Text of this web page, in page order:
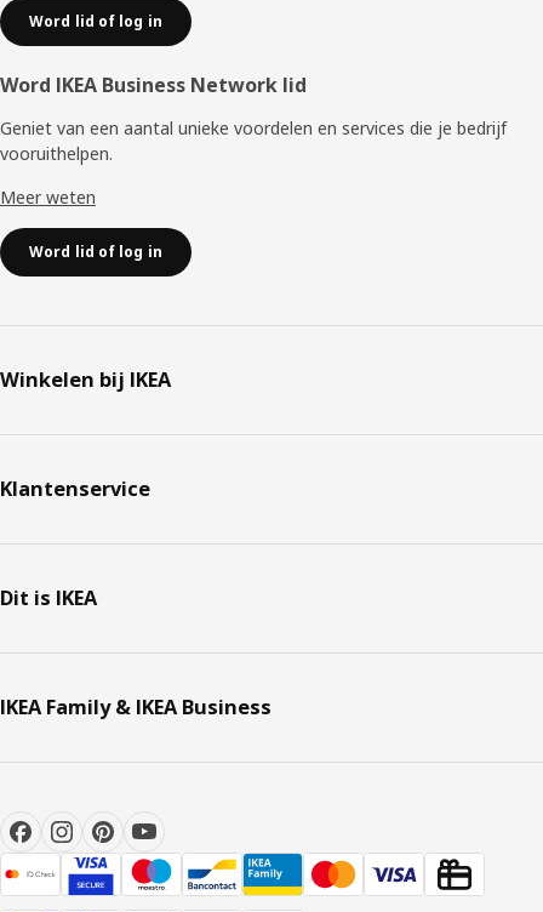
Word lid of log in
Word IKEA Business Network lid
Geniet van een aantal unieke voordelen en services die je bedrijf
vooruithelpen. ​
Meer weten
Word lid of log in
Winkelen bij IKEA
Klantenservice
Dit is IKEA
IKEA Family & IKEA Business